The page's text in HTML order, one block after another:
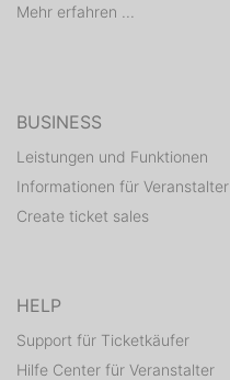
Mehr erfahren ...
BUSINESS
Leistungen und Funktionen
Informationen für Veranstalter
Create ticket sales
HELP
Support für Ticketkäufer
Hilfe Center für Veranstalter